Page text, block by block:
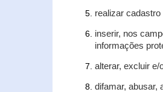
realizar
inserir, nos
informações
alterar, excluir e/
difamar, abusar,